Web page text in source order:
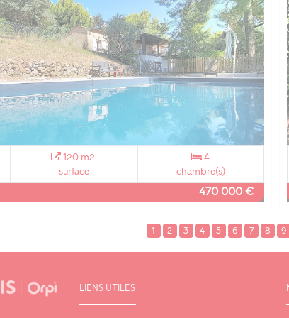
120 m2
surface
4
chambre(s)
470 000 €
1 2 3 4 5 6 7 8 9
LIENS UTILES